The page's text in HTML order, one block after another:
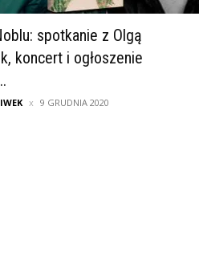
spotkanie z Olgą
koncert i ogłoszenie
9 GRUDNIA 2020